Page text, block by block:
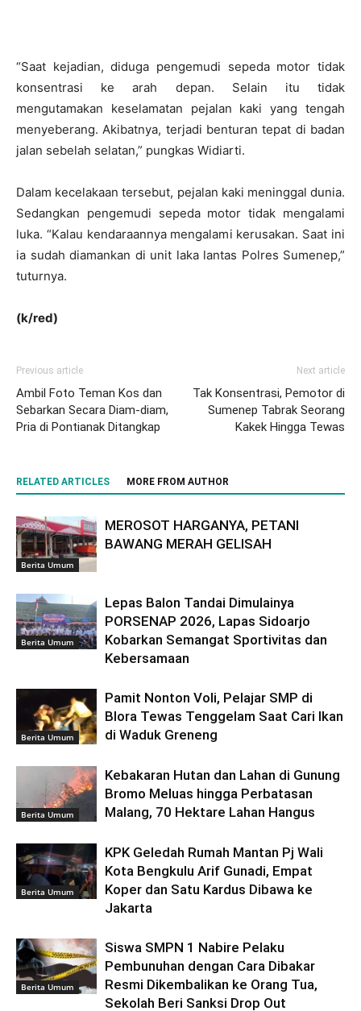
“Saat kejadian, diduga pengemudi sepeda motor tidak
konsentrasi ke arah depan. Selain itu tidak
mengutamakan keselamatan pejalan kaki yang tengah
menyeberang. Akibatnya, terjadi benturan tepat di badan
jalan sebelah selatan,” pungkas Widiarti.
Dalam kecelakaan tersebut, pejalan kaki meninggal dunia.
Sedangkan pengemudi sepeda motor tidak mengalami
luka. “Kalau kendaraannya mengalami kerusakan. Saat ini
ia sudah diamankan di unit laka lantas Polres Sumenep,”
tuturnya.
(k/red)
Previous article
Ambil Foto Teman Kos dan
Sebarkan Secara Diam-diam,
Pria di Pontianak Ditangkap
Next article
Tak Konsentrasi, Pemotor di
Sumenep Tabrak Seorang
Kakek Hingga Tewas
RELATED ARTICLES MORE FROM AUTHOR
Berita Umum
MEROSOT HARGANYA, PETANI
BAWANG MERAH GELISAH
Berita Umum
Lepas Balon Tandai Dimulainya
PORSENAP 2026, Lapas Sidoarjo
Kobarkan Semangat Sportivitas dan
Kebersamaan
Berita Umum
Pamit Nonton Voli, Pelajar SMP di
Blora Tewas Tenggelam Saat Cari Ikan
di Waduk Greneng
Berita Umum
Kebakaran Hutan dan Lahan di Gunung
Bromo Meluas hingga Perbatasan
Malang, 70 Hektare Lahan Hangus
Berita Umum
KPK Geledah Rumah Mantan Pj Wali
Kota Bengkulu Arif Gunadi, Empat
Koper dan Satu Kardus Dibawa ke
Jakarta
Berita Umum
Siswa SMPN 1 Nabire Pelaku
Pembunuhan dengan Cara Dibakar
Resmi Dikembalikan ke Orang Tua,
Sekolah Beri Sanksi Drop Out